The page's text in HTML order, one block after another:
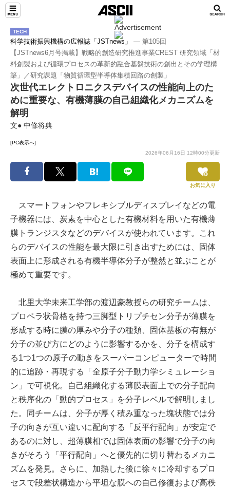
TECH
科学技術振興機構の広報誌「JSTnews」 ― 第105回
【JSTnews6月号掲載】戦略的創造研究推進事業CREST 研究領域「材
料創製および循環プロセスの革新的融合基盤技術の創出とその学理構
築」／研究課題「物質循環型半導体集積回路の創製」
次世代エレクトロニクスデバイスの性能向上のた
めに重要な、有機薄膜の自己組織化メカニズムを
解明
文● 中條将典
[PC表示へ]
2026年06月16日 12時00分更新
お気に入り
スマートフォンやフレキシブルディスプレイなどの電
子機器には、炭素を中心とした有機材料を用いた有機薄
膜トランジスタなどのデバイスが使われています。これ
らのデバイスの性能を最大限に引き出すためには、固体
表面上に形成される有機半導体分子が整然と並ぶことが
極めて重要です。
北里大学未来工学部の渡辺豪教授らの研究チームは、
プロペラ状骨格を持つ三脚型トリプチセン分子が薄膜を
形成する時に膜の厚みや分子の種類、固体基板の有無が
分子の並び方にどのように影響するかを、分子を構成す
る1つ1つの原子の動きをスーパーコンピューターで時間
的に追跡・再現する「全原子分子動力学シミュレーショ
ン」で可視化。自己組織化する薄膜表面上での分子配向
と秩序化の「動的プロセス」を分子レベルで解明しまし
た。同チームは、分子が厚く積み重なった塊状態では分
子の向きが互い違いに配向する「反平行配向」が安定で
あるのに対し、超薄膜相では固体表面の影響で分子の向
きがそろう「平行配向」へと優先的に切り替わるメカニ
ズムを発見。さらに、加熱した後に徐々に冷却するプロ
セスで段差状構造から平坦な膜への自己修復および高秩